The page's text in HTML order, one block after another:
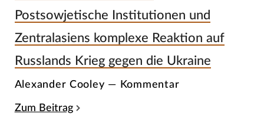
Postsowjetische Institutionen und
Zentralasiens komplexe Reaktion auf
Russlands Krieg gegen die Ukraine
Alexander Cooley — Kommentar
Zum Beitrag